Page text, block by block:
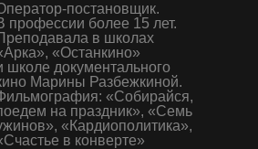
постановщик.
профессии более 15 лет.
в школах
«Останкино»
школе документального
Марины Разбежкиной.
«Собирайся,
на праздник», «Семь
«Кардиополитика»,
в конверте»